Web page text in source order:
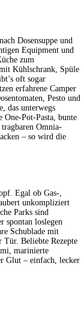
Dosensuppe und
Equipment und
zum
Kühlschrank, Spüle
oft sogar
erfahrene Camper
Pesto und
das unterwegs
Pot-Pasta, bunte
Omnia-
– so wird die
Egal ob Gas-,
unkompliziert
Parks sind
spontan loslegen
Schublade mit
Beliebte Rezepte
marinierte
Glut – einfach, lecker